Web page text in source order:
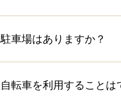
・ファミリーマート 東山清
駐車場はありますか？
ルート検索をしていただき
自転車を利用することは